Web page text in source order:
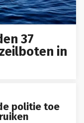
37
in
politie toe